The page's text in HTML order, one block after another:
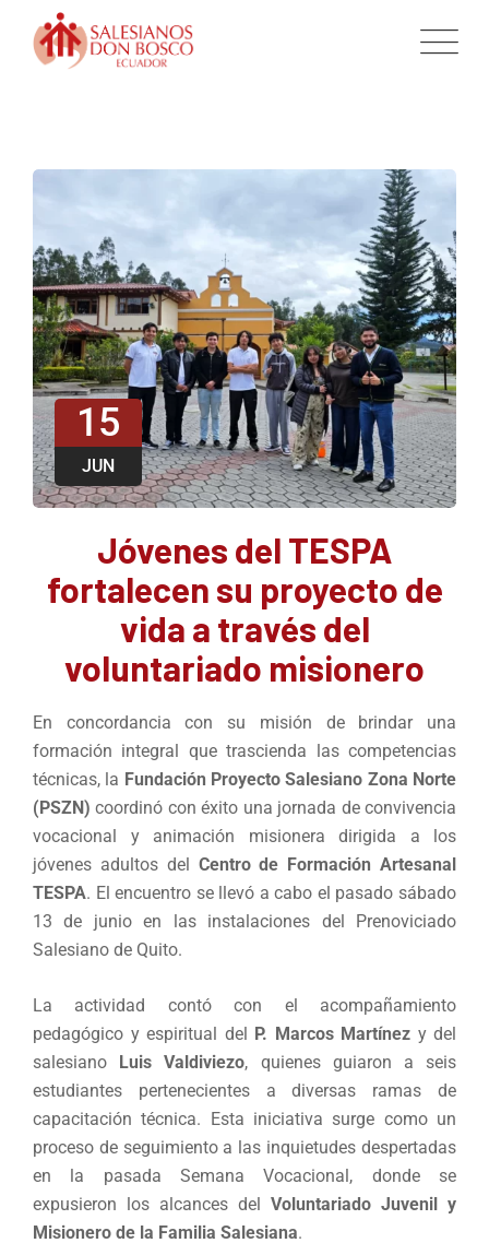
15
JUN
Jóvenes del TESPA
fortalecen su proyecto de
vida a través del
voluntariado misionero
En concordancia con su misión de brindar una
formación integral que trascienda las competencias
técnicas, la Fundación Proyecto Salesiano Zona Norte
(PSZN) coordinó con éxito una jornada de convivencia
vocacional y animación misionera dirigida a los
jóvenes adultos del Centro de Formación Artesanal
TESPA. El encuentro se llevó a cabo el pasado sábado
13 de junio en las instalaciones del Prenoviciado
Salesiano de Quito.
La actividad contó con el acompañamiento
pedagógico y espiritual del P. Marcos Martínez y del
salesiano Luis Valdiviezo, quienes guiaron a seis
estudiantes pertenecientes a diversas ramas de
capacitación técnica. Esta iniciativa surge como un
proceso de seguimiento a las inquietudes despertadas
en la pasada Semana Vocacional, donde se
expusieron los alcances del Voluntariado Juvenil y
Misionero de la Familia Salesiana.